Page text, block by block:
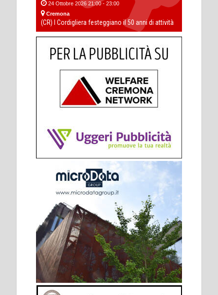
24 Ottobre 2026 21:00 - 23:00
Cremona
(CR) I Cordigliera festeggiano il 50 anni di attività